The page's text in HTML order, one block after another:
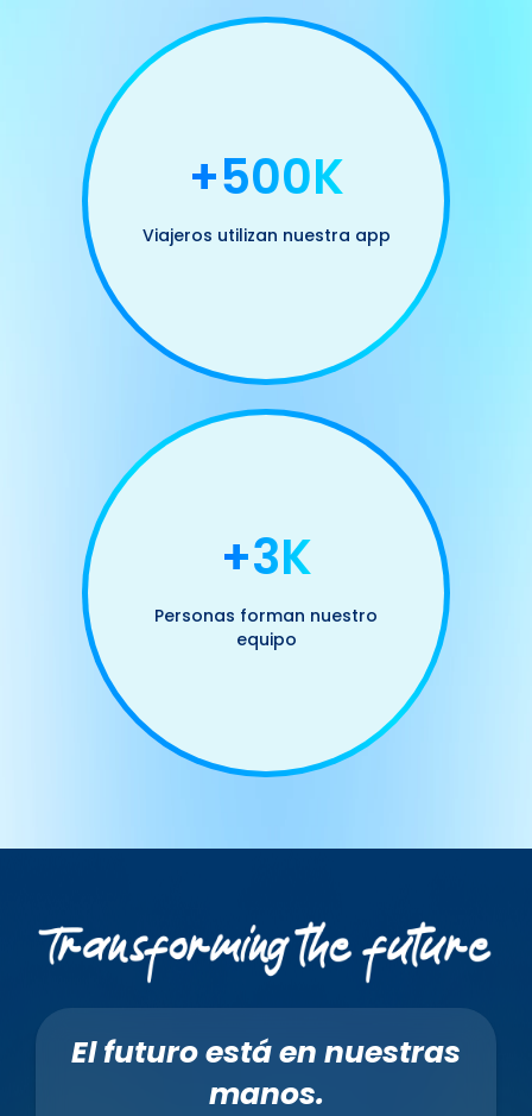
+500K
Viajeros utilizan nuestra app
+3K
Personas forman nuestro
equipo
El futuro está en nuestras
manos.